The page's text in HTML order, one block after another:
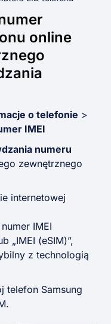
online
o telefonie >
IMEI
numeru
zewnętrznego
internetowej
IMEI
„IMEI (eSIM)”,
z technologią
telefon Samsung